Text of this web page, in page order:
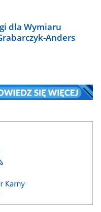
dla Wymiaru
Anders